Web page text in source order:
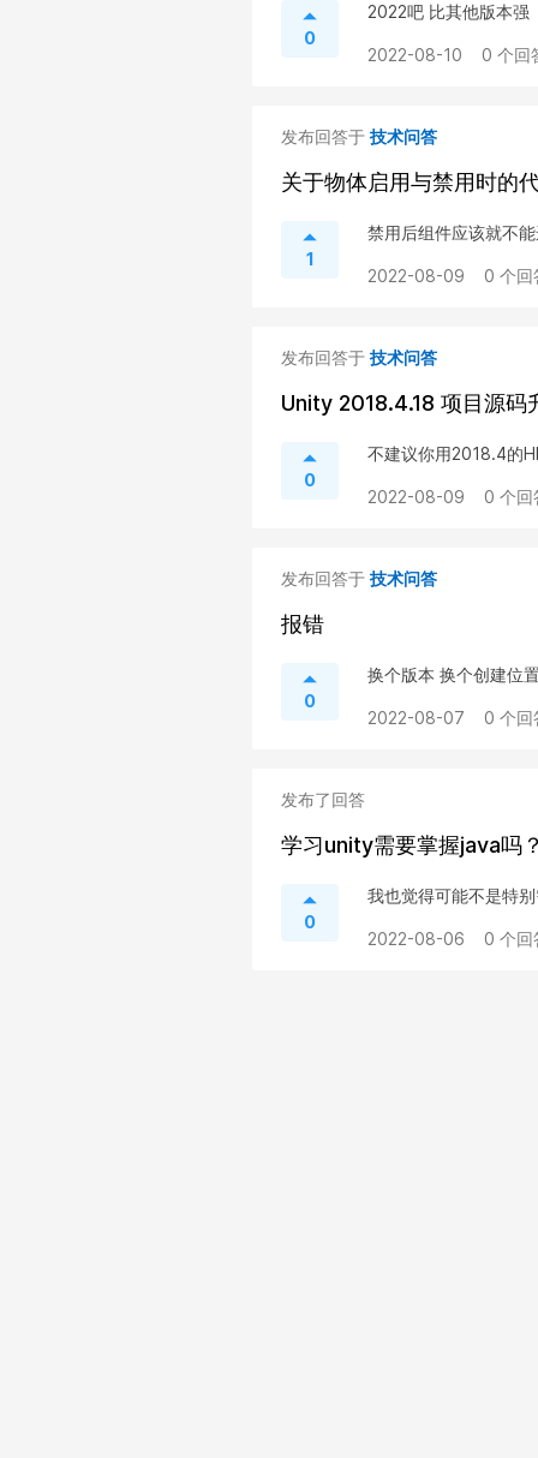
0
2022吧 比其他版本强
2022-08-10 0 个回
发布回答于 技术问答
关于物体启用与禁用时的
1
禁用后组件应该就不
2022-08-09 0 个回
发布回答于 技术问答
Unity 2018.4.18 项目源码
0
不建议你用2018.4的
2022-08-09 0 个回
发布回答于 技术问答
报错
0
换个版本 换个创建位
2022-08-07 0 个回
发布了回答
学习unity需要掌握java吗
0
我也觉得可能不是特
2022-08-06 0 个回